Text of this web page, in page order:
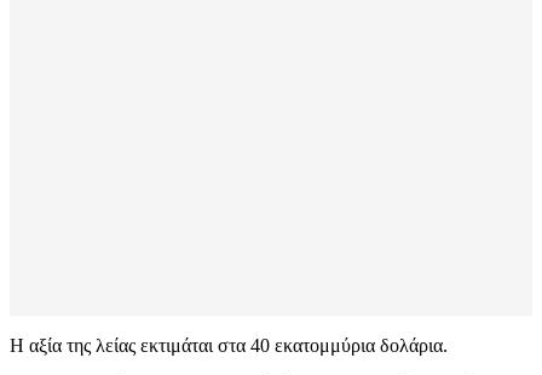
Η αξία της λείας εκτιμάται στα 40 εκατομμύρια δολάρια.